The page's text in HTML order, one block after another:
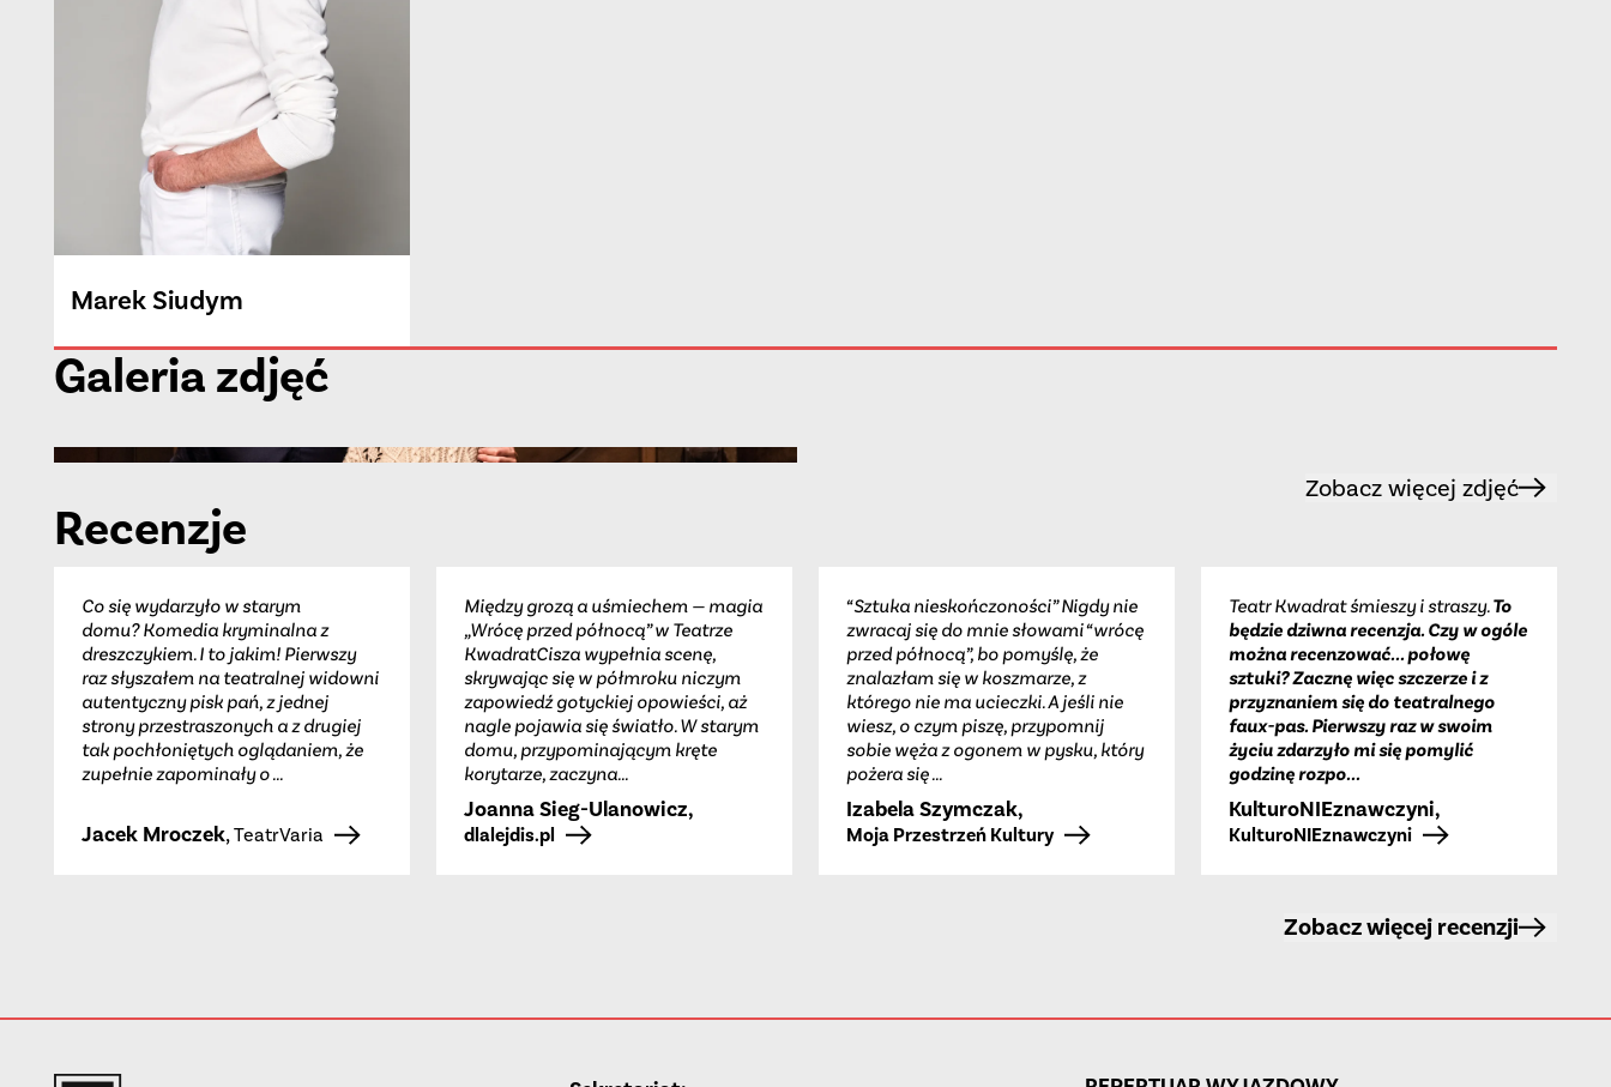
Marek Siudym
Galeria zdjęć
Zobacz więcej zdjęć
Recenzje
Co się wydarzyło w starym
domu? Komedia kryminalna z
dreszczykiem. I to jakim! Pierwszy
raz słyszałem na teatralnej widowni
autentyczny pisk pań, z jednej
strony przestraszonych a z drugiej
tak pochłoniętych oglądaniem, że
zupełnie zapominały o ...
Jacek Mroczek, TeatrVaria
Między grozą a uśmiechem — magia
„Wrócę przed północą” w Teatrze
KwadratCisza wypełnia scenę,
skrywając się w półmroku niczym
zapowiedź gotyckiej opowieści, aż
nagle pojawia się światło. W starym
domu, przypominającym kręte
korytarze, zaczyna...
Joanna Sieg-Ulanowicz,
dlalejdis.pl
“Sztuka nieskończoności” Nigdy nie
zwracaj się do mnie słowami “wrócę
przed północą”, bo pomyślę, że
znalazłam się w koszmarze, z
którego nie ma ucieczki. A jeśli nie
wiesz, o czym piszę, przypomnij
sobie węża z ogonem w pysku, który
pożera się ...
Izabela Szymczak,
Moja Przestrzeń Kultury
Teatr Kwadrat śmieszy i straszy.To
będzie dziwna recenzja. Czy w ogóle
można recenzować... połowę
sztuki? Zacznę więc szczerze i z
przyznaniem się do teatralnego
faux-pas. Pierwszy raz w swoim
życiu zdarzyło mi się pomylić
godzinę rozpo...
KulturoNIEznawczyni,
KulturoNIEznawczyni
Zobacz więcej recenzji